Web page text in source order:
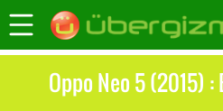
Oppo Neo 5 (2015)